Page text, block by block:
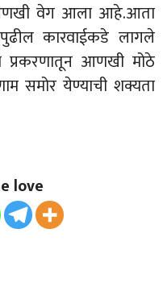
वेग आला आहे.आता
कारवाईकडे लागले
प्रकरणातून आणखी मोठे
समोर येण्याची शक्यता
love